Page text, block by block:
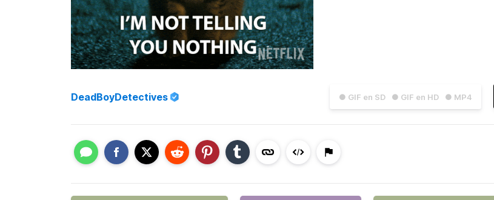
● GIF en SD ● GIF en HD ● MP4
DeadBoyDetectives